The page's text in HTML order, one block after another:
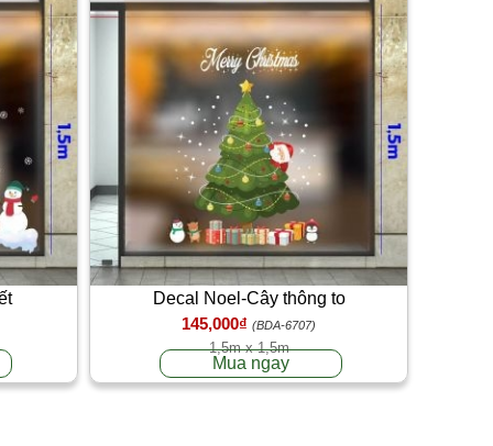
Decal Noel-Cây thông to
145,000₫ (BDA-6707)
1,5m x 1,5m
Mua ngay